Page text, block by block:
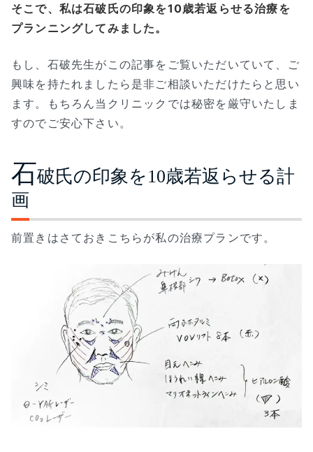
そこで、私は石破氏の印象を10歳若返らせる治療を
プランニングしてみました。
もし、石破先生がこの記事をご覧いただいていて、ご
興味を持たれましたら是非ご相談いただけたらと思い
ます。もちろん当クリニックでは秘密を厳守いたしま
すのでご安心下さい。
石破氏の印象を10歳若返らせる計
画
前置きはさておきこちらが私の治療プランです。